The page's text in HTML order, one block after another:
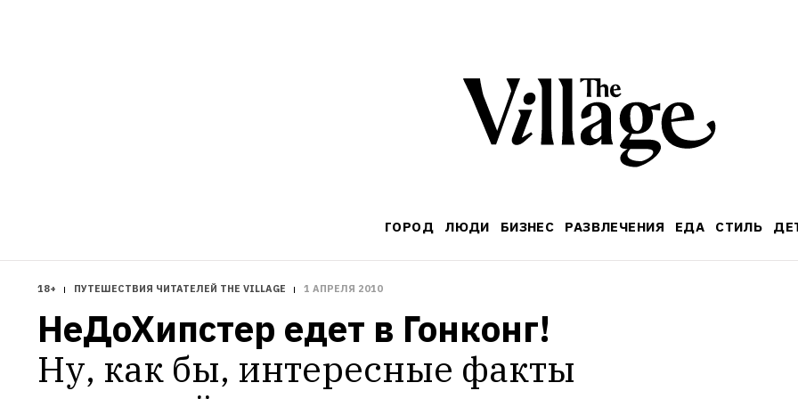
ГОРОД ЛЮДИ БИЗНЕС РАЗВЛЕЧЕНИЯ ЕДА СТИЛЬ
18+ ПУТЕШЕСТВИЯ ЧИТАТЕЛЕЙ THE VILLAGE 1 АПРЕЛЯ 2010
НеДоХипстер едет в Гонконг!
Ну, как бы, интересные факты